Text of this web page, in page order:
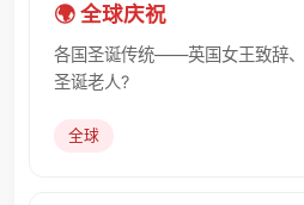
🌍 全球庆祝
各国圣诞传统——英国女王致辞
圣诞老人?
全球